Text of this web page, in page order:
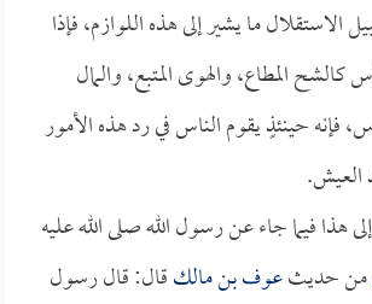
ما يشير إلى هذه اللوازم، فإذا
كالشح المطاع، والهوى المتبع، والمال
فإنه حينئذٍ يقوم الناس في رد هذه الأمور
العيش.
هذا فيما جاء عن رسول الله صلى الله عليه
من حديثعوف بن مالكقال: قال رسول